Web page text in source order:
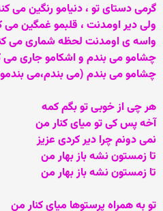
گرمی دستای تو ، دنیامو رنگین می
ولی دیر اومدنت ، قلبمو غمگین می
واسه ی اومدنت لحظه شماری می
چشامو می بندم و اشکامو جاری می
چشامو می بندم (می بندم،می
هر چی از خوبی تو بگم کمه
آخه پس کی تو میای کنار من
نمی دونم چرا دیر کردی عزیز
تا زمستون نشه باز بهار من
تا زمستون نشه باز بهار من
تو به همراه پرستوها میای کنار من